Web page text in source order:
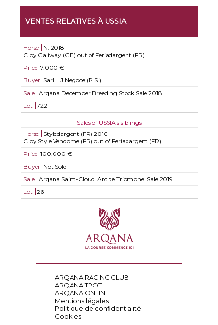
VENTES RELATIVES À USSIA
Horse N. 2018
C by Galiway (GB) out of Feriadargent (FR)
Price 7.000 €
Buyer Sarl L J Negoce (P.S.)
Sale
Arqana December Breeding Stock Sale 2018
Lot
722
Sales of USSIA's siblings
Horse
Styledargent (FR) 2016
C by Style Vendome (FR) out of Feriadargent (FR)
Price 100.000 €
Buyer Not Sold
Sale
Arqana Saint-Cloud 'Arc de Triomphe' Sale 2019
Lot
26
ARQANA RACING CLUB
ARQANA TROT
ARQANA ONLINE
Mentions légales
Politique de confidentialité
Cookies